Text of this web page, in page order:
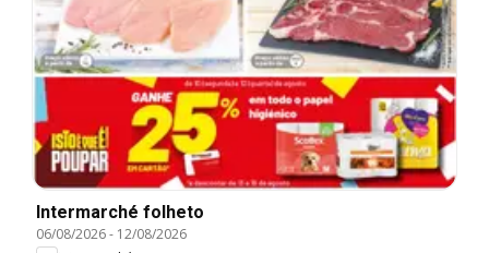
Intermarché folheto
06/08/2026- 12/08/2026